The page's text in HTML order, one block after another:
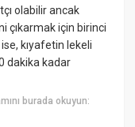
olabilir ancak
çıkarmak için birinci
kıyafetin lekeli
dakika kadar
burada okuyun: